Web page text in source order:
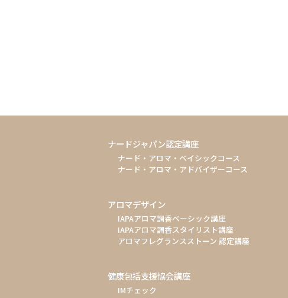
ナードジャパン認定講座
ナード・アロマ・ベイシックコース
ナード・アロマ・アドバイザーコース
アロマデザイン
IAPAアロマ調香ベーシック講座
IAPAアロマ調香スタイリスト講座
アロマフレグランスストーン 認定講座
健康包括支援協会講座
IMチェック